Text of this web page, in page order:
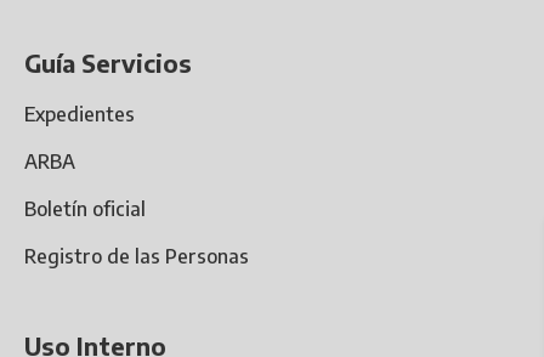
Guía Servicios
Expedientes
ARBA
Boletín oficial
Registro de las Personas
Uso Interno